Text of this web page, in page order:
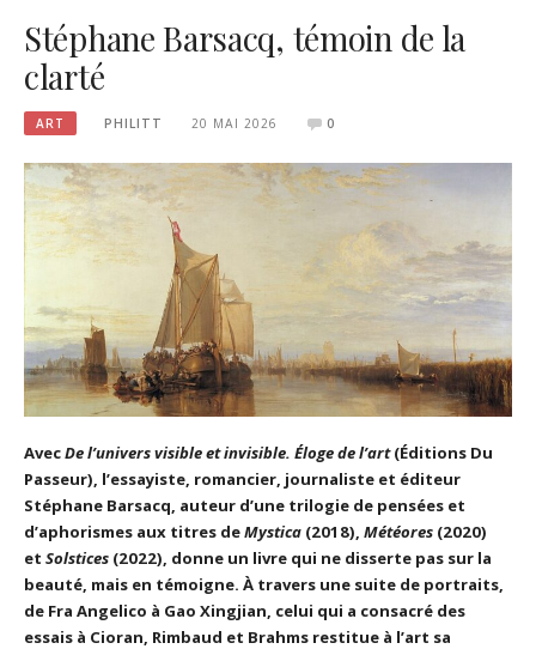
Stéphane Barsacq, témoin de la
clarté
ART PHILITT 20 MAI 2026 0
AvecDe l’univers visible et invisible. Éloge de l’art(Éditions Du
Passeur), l’essayiste, romancier, journaliste et éditeur
Stéphane Barsacq, auteur d’une trilogie de pensées et
d’aphorismes aux titres deMystica (2018), Météores (2020)
et Solstices (2022), donne un livre qui ne disserte pas sur la
beauté, mais en témoigne. À travers une suite de portraits,
de Fra Angelico à Gao Xingjian, celui qui a consacré des
essais à Cioran, Rimbaud et Brahms restitue à l’art sa